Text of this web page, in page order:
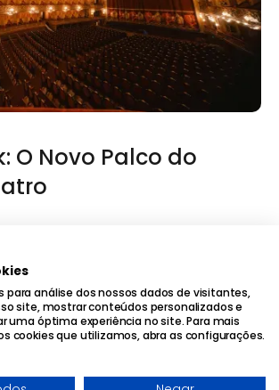
O Novo Palco do
para análise dos nossos dados de visitantes,
site, mostrar conteúdos personalizados e
uma óptima experiência no site. Para mais
cookies que utilizamos, abra as configurações.